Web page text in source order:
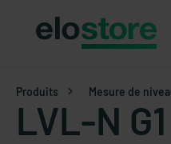
Produits Mesure de
LVL-N